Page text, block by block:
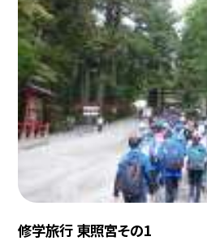
修学旅行 東照宮その1